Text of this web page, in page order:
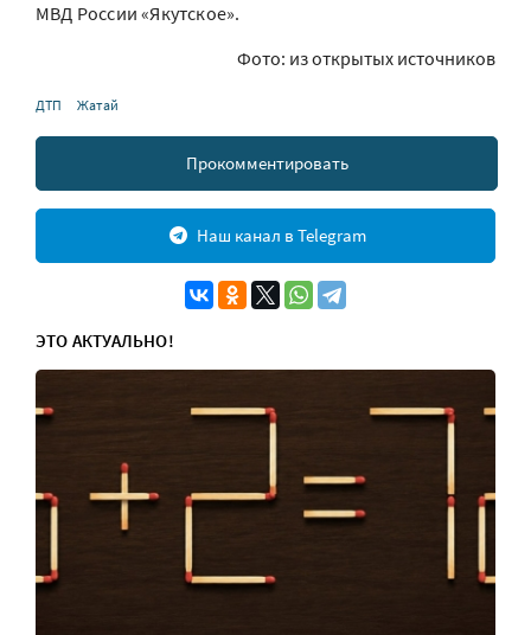
МВД России «Якутское».
Фото: из открытых источников
ДТП Жатай
Прокомментировать
Наш канал в Telegram
ЭТО АКТУАЛЬНО!